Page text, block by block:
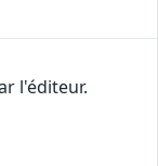
l'éditeur.